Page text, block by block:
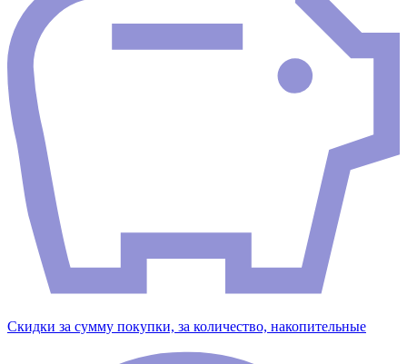
Скидки за сумму покупки, за количество, накопительные